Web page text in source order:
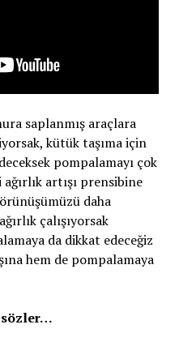
saplanmış araçlara
kütük taşıma için
pompalamayı çok
artışı prensibine
daha
çalışıyorsak
da dikkat edeceğiz
hem de pompalamaya
sözler…